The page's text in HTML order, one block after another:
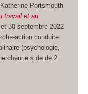
Portsmouth
travail et au
30 septembre 2022
action conduite
(psychologie,
de de 2